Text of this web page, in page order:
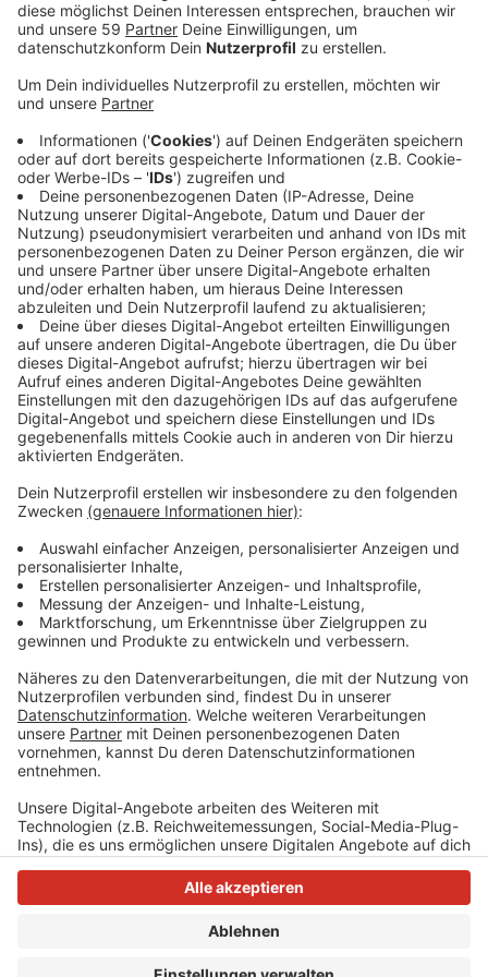
Nach Angaben der Bahn werden die Bahnhöfe in Neuss,
Rommerskirchen auf Vordermann gebracht. Ziel ist es,
aufzuhübschen. Bahnsteige, Treppen, Tunnel und
Aufzüge - Reinigungsteams werden dort hartnäckige
Kaugummis und Graffiti entfernen. Außerdem werden
sie gereinigt und auch kleinere Reparaturen sollen
erledigt werden. Das bundesweite Sofortprogramm
der Bahn für Sicherheit und Sauberkeit wurde
gegenüber dem Vorjahr ausgeweitet. NRW-weit sind
diesmal über 200 Standorte bei der Reinigungsaktion
dabei. Die Städte können sich auch an der Aktion
beteiligen, um das Bahnhofsumfeld direkt mit zu
säubern. Bahnkunden können kaputte und
verschmutzte Stellen in Bahnhöfen auch jederzeit an
die Bahn melden.
Um die richtigen Kontaktdaten für den jeweiligen
hierin der Suchmaske eingegeben werden.
Anzeige
Anzeige